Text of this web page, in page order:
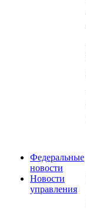
Федеральные
новости
Новости
управления